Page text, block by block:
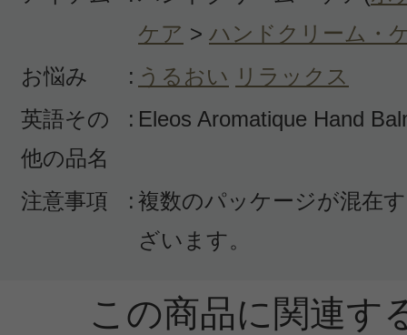
ケア > ハンドクリーム・
お悩み
: うるおい リラックス
英語その
他の品名
: Eleos Aromatique Hand
注意事項 : 複数のパッケージが混在
ざいます。
この商品に関連す